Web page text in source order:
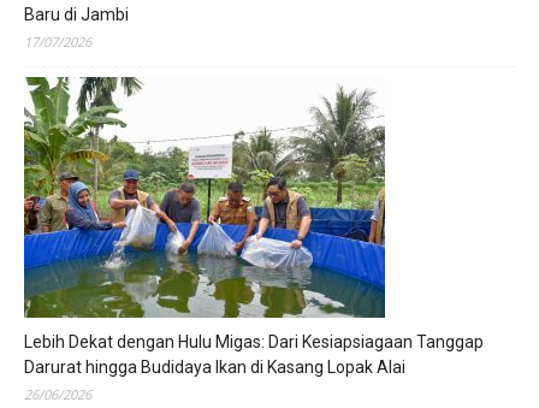
Baru di Jambi
17/07/2026
Lebih Dekat dengan Hulu Migas: Dari Kesiapsiagaan Tanggap
Darurat hingga Budidaya Ikan di Kasang Lopak Alai
26/06/2026